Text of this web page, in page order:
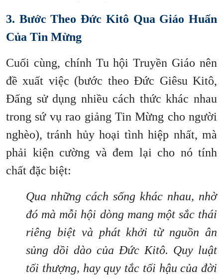
3. Bước Theo Đức Kitô Qua Giáo Huấn
Của Tin Mừng
Cuối cùng, chính Tu hội Truyền Giáo nên
đề xuất việc (bước theo Đức Giêsu Kitô,
Đấng sử dụng nhiều cách thức khác nhau
trong sứ vụ rao giảng Tin Mừng cho người
nghèo), tránh hủy hoại tình hiệp nhất, mà
phải kiện cường và đem lại cho nó tính
chất đặc biệt:
Qua những cách sống khác nhau, nhờ
đó mà mỗi hội dòng mang một sắc thái
riêng biệt và phát khởi từ nguồn ân
sủng dồi dào của Đức Kitô. Quy luật
tối thượng, hay quy tắc tối hậu của đời